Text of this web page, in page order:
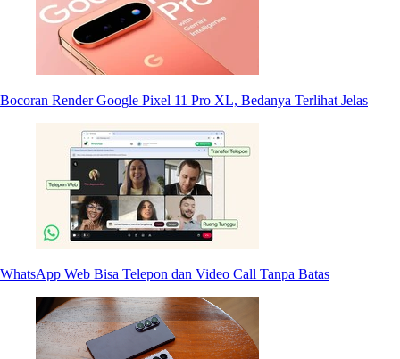
Bocoran Render Google Pixel 11 Pro XL, Bedanya Terlihat Jelas
WhatsApp Web Bisa Telepon dan Video Call Tanpa Batas